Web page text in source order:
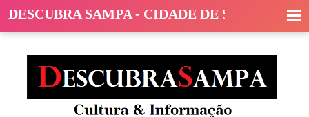
DESCUBRA SAMPA - CIDADE DE SÃO PAULO